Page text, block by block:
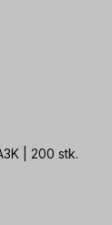
blau, A3K | 200 stk.